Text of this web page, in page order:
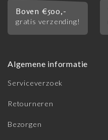
Boven €500,-
gratis verzending!
Algemene informatie
Serviceverzoek
Retourneren
Bezorgen